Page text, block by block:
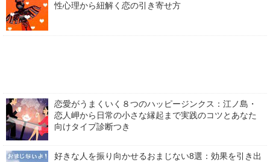
性心理から紐解く恋の引き寄せ方
恋愛がうまくいく８つのハッピージンクス：江ノ島・
恋人岬から日常の小さな縁起まで実践のコツとあなた
向けタイプ診断つき
好きな人を振り向かせるおまじない8選：効果を引き出